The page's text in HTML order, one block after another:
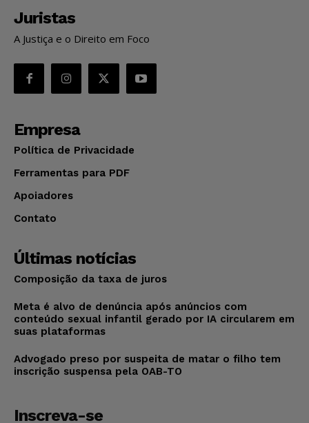
Juristas
A Justiça e o Direito em Foco
Empresa
Política de Privacidade
Ferramentas para PDF
Apoiadores
Contato
Últimas notícias
Composição da taxa de juros
Meta é alvo de denúncia após anúncios com
conteúdo sexual infantil gerado por IA circularem em
suas plataformas
Advogado preso por suspeita de matar o filho tem
inscrição suspensa pela OAB-TO
Inscreva-se